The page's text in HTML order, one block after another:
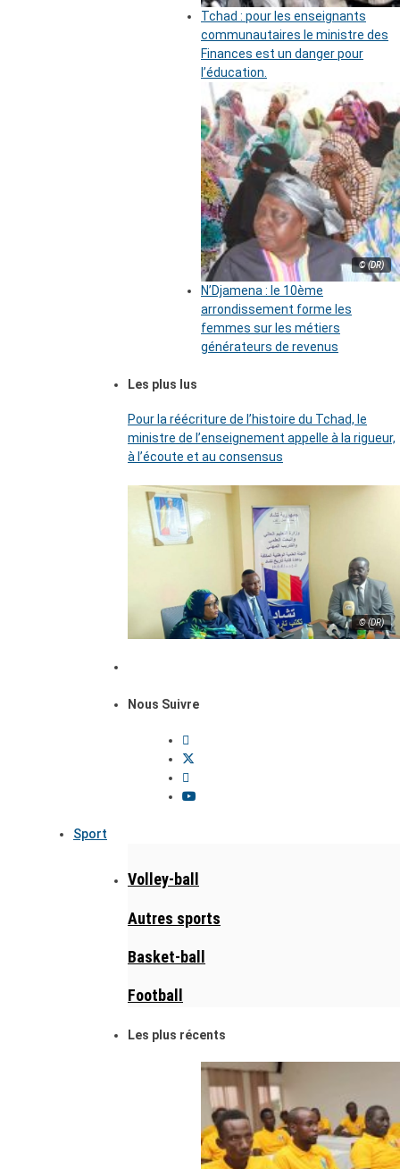
Tchad : pour les enseignants
communautaires le ministre des
Finances est un danger pour
l’éducation.
© (DR)
N’Djamena : le 10ème
arrondissement forme les
femmes sur les métiers
générateurs de revenus
Les plus lus
Pour la réécriture de l’histoire du Tchad, le
ministre de l’enseignement appelle à la rigueur,
à l’écoute et au consensus
© (DR)
Nous Suivre
Sport
Volley-ball
Autres sports
Basket-ball
Football
Les plus récents